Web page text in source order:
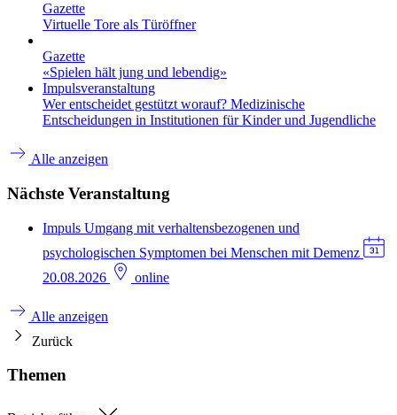
Gazette
Virtuelle Tore als Türöffner
Gazette
«Spielen hält jung und lebendig»
Impulsveranstaltung
Wer entscheidet gestützt worauf? Medizinische
Entscheidungen in Institutionen für Kinder und Jugendliche
Alle anzeigen
Nächste Veranstaltung
Impuls Umgang mit verhaltensbezogenen und
psychologischen Symptomen bei Menschen mit Demenz
20.08.2026
online
Alle anzeigen
Zurück
Themen